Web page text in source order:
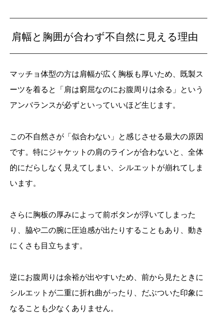
肩幅と胸囲が合わず不自然に見える理由
マッチョ体型の方は肩幅が広く胸板も厚いため、既製ス
ーツを着ると「肩は窮屈なのにお腹周りは余る」という
アンバランスが必ずといっていいほど生じます。
この不自然さが「似合わない」と感じさせる最大の原因
です。特にジャケットの肩のラインが合わないと、全体
的にだらしなく見えてしまい、シルエットが崩れてしま
います。
さらに胸板の厚みによって前ボタンが浮いてしまった
り、脇や二の腕に圧迫感が出たりすることもあり、動き
にくさも目立ちます。
逆にお腹周りは余裕が出やすいため、前から見たときに
シルエットが二重に折れ曲がったり、だぶついた印象に
なることも少なくありません。